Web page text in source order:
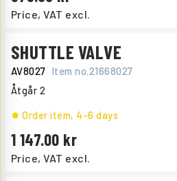
Price, VAT excl.
SHUTTLE VALVE
AV8027 Item no.21668027
Åtgår 2
Price, VAT excl.
1 147.00
Order item, 4-6 days